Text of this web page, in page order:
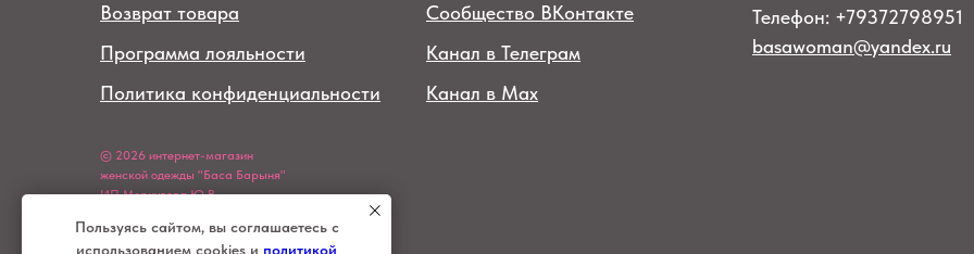
Пользуясь сайтом, вы соглашаетесь с
использованием cookies и политикой
Возврат товара
Программа лояльности
Политика конфиденциальности
Сообщество ВКонтакте
Канал в Телеграм
Канал в Max
Телефон: +79372798951
basawoman@yandex.ru
© 2026 интернет-магазин
женской одежды "Баса Барыня"
ИП Меркулова Ю.В.